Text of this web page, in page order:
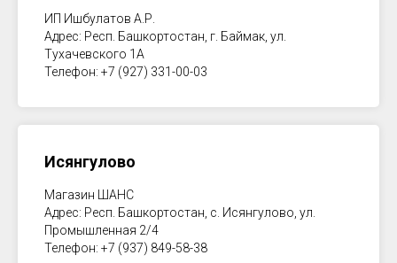
ИП Ишбулатов А.Р.
Адрес: Респ. Башкортостан, г. Баймак, ул.
Тухачевского 1А
Телефон: +7 (927) 331-00-03
Исянгулово
Магазин ШАНС
Адрес: Респ. Башкортостан, с. Исянгулово, ул.
Промышленная 2/4
Телефон: +7 (937) 849-58-38